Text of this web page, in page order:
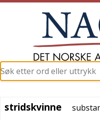
stridskvinne
stridskvinne